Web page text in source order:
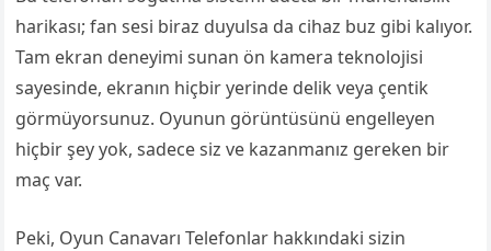
harikası; fan sesi biraz duyulsa da cihaz buz gibi kalıyor.
Tam ekran deneyimi sunan ön kamera teknolojisi
sayesinde, ekranın hiçbir yerinde delik veya çentik
görmüyorsunuz. Oyunun görüntüsünü engelleyen
hiçbir şey yok, sadece siz ve kazanmanız gereken bir
maç var.
Peki, Oyun Canavarı Telefonlar hakkındaki sizin